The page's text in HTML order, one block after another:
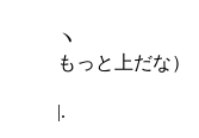
, （●
ヽ 集ま
もっと上だな）
/ ､
|